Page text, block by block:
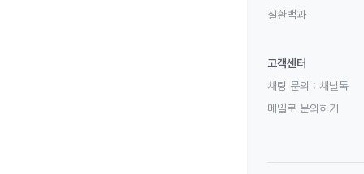
질환백과
고객센터
채팅 문의 : 채널톡
메일로 문의하기